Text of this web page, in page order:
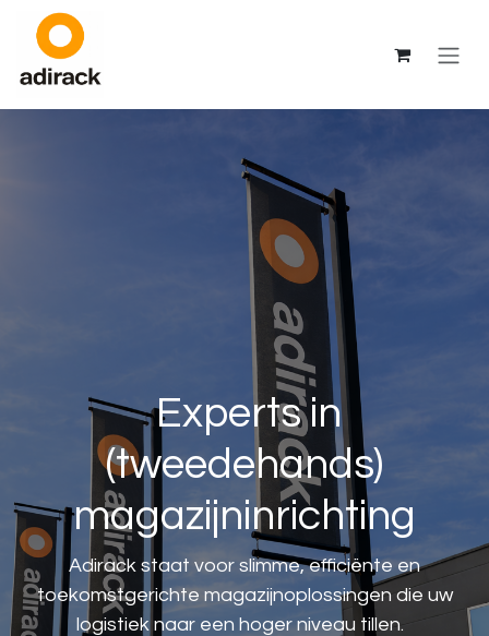
Overslaan naar inhoud
Experts in
(tweedehands)
magazijninrichting
Adirack staat voor slimme, efficiënte en
toekomstgerichte magazijnoplossingen die uw
logistiek naar een hoger niveau tillen.